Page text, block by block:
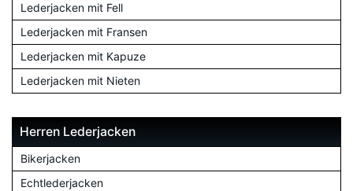
Lederjacken mit Fell
Lederjacken mit Fransen
Lederjacken mit Kapuze
Lederjacken mit Nieten
Herren Lederjacken
Bikerjacken
Echtlederjacken